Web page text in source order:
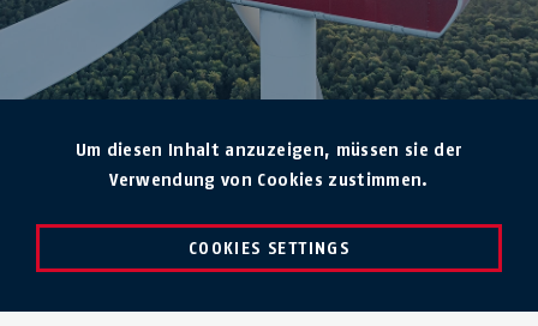
Um diesen Inhalt anzuzeigen, müssen sie der
Verwendung von Cookies zustimmen.
COOKIES SETTINGS